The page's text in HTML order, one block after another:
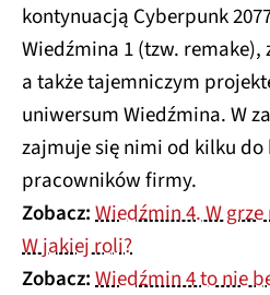
kontynuacją Cyberpunk
Wiedźmina 1 (tzw. remake),
a także tajemniczym
uniwersum Wiedźmina. W
zajmuje się nimi od kilku
pracowników firmy.
Zobacz:Wiedźmin 4. W
W jakiej roli?
Zobacz:Wiedźmin 4 to nie